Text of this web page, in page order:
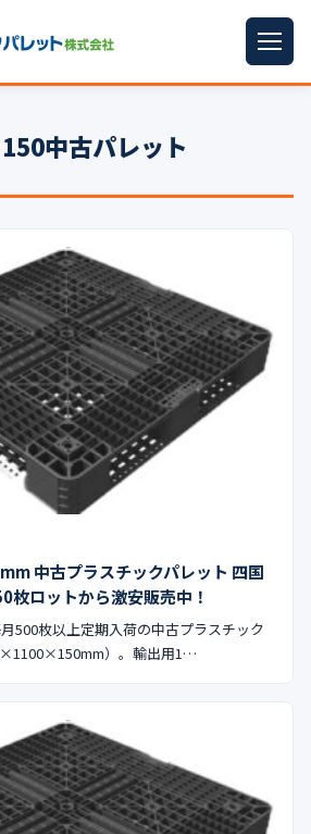
▼
🇰🇷 🇹🇼🇻🇳
中古パレット
中古プラスチックパレット 四国
枚ロットから激安販売中！
500枚以上定期入荷の中古プラスチック
）。輸出用1…